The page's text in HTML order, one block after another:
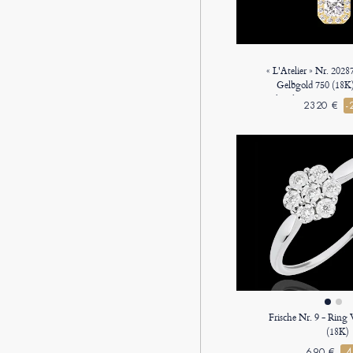
« L'Atelier » Nr.
Gelbgold 750
Rechteckig 0.3 Karat
Fassung Blauer
2320 € -
Frische Nr. 9 - Ring
(18K)